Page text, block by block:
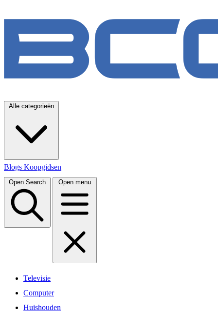
Alle categorieën
Blogs Koopgidsen
Open Search Open menu
Televisie
Computer
Huishouden